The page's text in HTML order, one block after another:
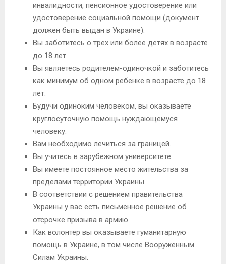
инвалидности, пенсионное удостоверение или
удостоверение социальной помощи (документ
должен быть выдан в Украине).
Вы заботитесь о трех или более детях в возрасте
до 18 лет.
Вы являетесь родителем-одиночкой и заботитесь
как минимум об одном ребенке в возрасте до 18
лет.
Будучи одиноким человеком, вы оказываете
круглосуточную помощь нуждающемуся
человеку.
Вам необходимо лечиться за границей.
Вы учитесь в зарубежном университете.
Вы имеете постоянное место жительства за
пределами территории Украины.
В соответствии с решением правительства
Украины у вас есть письменное решение об
отсрочке призыва в армию.
Как волонтер вы оказываете гуманитарную
помощь в Украине, в том числе Вооруженным
Силам Украины.